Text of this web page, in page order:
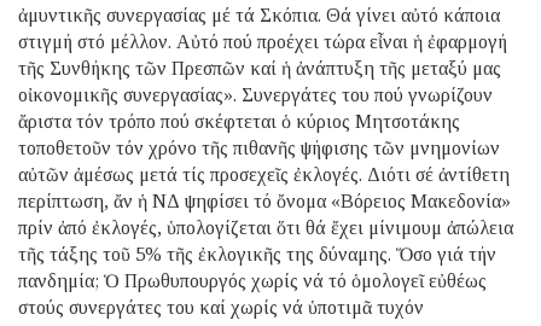
ἀμυντικῆς συνεργασίας μέ τά Σκόπια. Θά γίνει αὐτό κάποια
στιγμή στό μέλλον. Αὐτό πού προέχει τώρα εἶναι ἡ ἐφαρμογή
τῆς Συνθήκης τῶν Πρεσπῶν καί ἡ ἀνάπτυξη τῆς μεταξύ μας
οἰκονομικῆς συνεργασίας». Συνεργάτες του πού γνωρίζουν
ἄριστα τόν τρόπο πού σκέφτεται ὁ κύριος Μητσοτάκης
τοποθετοῦν τόν χρόνο τῆς πιθανῆς ψήφισης τῶν μνημονίων
αὐτῶν ἀμέσως μετά τίς προσεχεῖς ἐκλογές. Διότι σέ ἀντίθετη
περίπτωση, ἄν ἡ ΝΔ ψηφίσει τό ὄνομα «Βόρειος Μακεδονία»
πρίν ἀπό ἐκλογές, ὑπολογίζεται ὅτι θά ἔχει μίνιμουμ ἀπώλεια
τῆς τάξης τοῦ 5% τῆς ἐκλογικῆς της δύναμης. Ὅσο γιά τήν
πανδημία; Ὁ Πρωθυπουργός χωρίς νά τό ὁμολογεῖ εὐθέως
στούς συνεργάτες του καί χωρίς νά ὑποτιμᾶ τυχόν